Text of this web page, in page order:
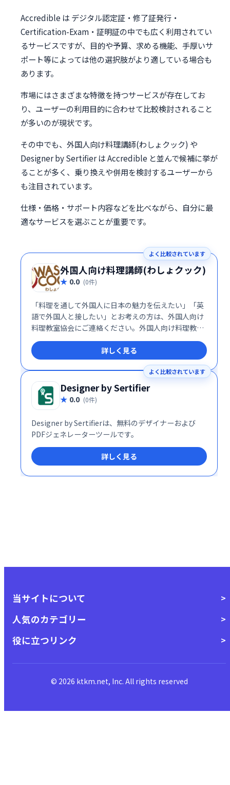
Accredible は デジタル認定証・修了証発行・
Certification-Exam・証明証の中でも広く利用されてい
るサービスですが、目的や予算、求める機能、手厚いサ
ポート等によっては他の選択肢がより適している場合も
あります。
市場にはさまざまな特徴を持つサービスが存在してお
り、ユーザーの利用目的に合わせて比較検討されること
が多いのが現状です。
その中でも、外国人向け料理講師(わしょクック) や
Designer by Sertifier は Accredible と並んで候補に挙が
ることが多く、乗り換えや併用を検討するユーザーから
も注目されています。
仕様・価格・サポート内容などを比べながら、自分に最
適なサービスを選ぶことが重要です。
よく比較されています
外国人向け料理講師(わしょクック)
0.0 (0件)
「料理を通して外国人に日本の魅力を伝えたい」「英
語で外国人と接したい」とお考えの方は、外国人向け
料理教室協会にご連絡ください。外国人向け料理教室
の開業・集客・運営に必要な技術・マーケティングの
ノウハウを講座でお伝えいたします。
詳しく見る
よく比較されています
Designer by Sertifier
0.0 (0件)
Designer by Sertifierは、無料のデザイナーおよび
PDFジェネレーターツールです。
詳しく見る
当サイトについて
人気のカテゴリー
役に立つリンク
© 2026 ktkm.net, Inc. All rights reserved